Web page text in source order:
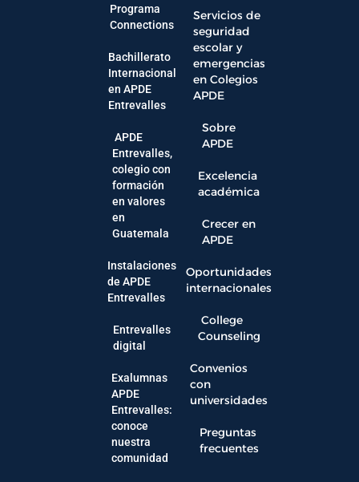
Programa
Connections
Bachillerato
Internacional
en APDE
Entrevalles
APDE
Entrevalles,
colegio con
formación
en valores
en
Guatemala
Instalaciones
de APDE
Entrevalles
Entrevalles
digital
Exalumnas
APDE
Entrevalles:
conoce
nuestra
comunidad
Servicios de
seguridad
escolar y
emergencias
en Colegios
APDE
Sobre
APDE
Excelencia
académica
Crecer en
APDE
Oportunidades
internacionales
College
Counseling
Convenios
con
universidades
Preguntas
frecuentes